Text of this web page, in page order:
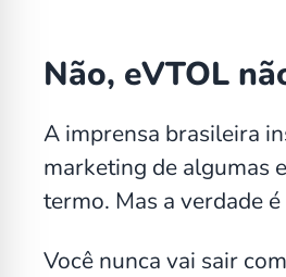
Não, eVTOL
A imprensa brasileira
marketing de algumas
termo. Mas a verdade
Você nunca vai sair